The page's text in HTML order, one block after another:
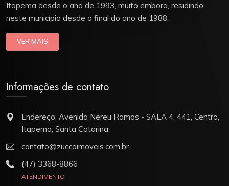
Itapema desde o ano de 1993, muito embora, residindo
neste município desde o final do ano de 1988.
VER MAIS
Informações de contato
Endereço: Avenida Nereu Ramos - SALA 4, 441, Centro,
Itapema, Santa Catarina.
contato@zuccoimoveis.com.br
(47) 3368-8866
ATENDIMENTO